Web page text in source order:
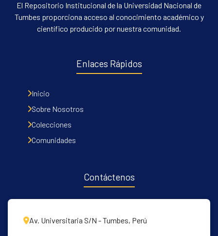
El Repositorio Institucional de la Universidad Nacional de
Tumbes proporciona acceso al conocimiento académico y
científico producido por nuestra comunidad.
Enlaces Rápidos
Inicio
Sobre Nosotros
Colecciones
Comunidades
Contáctenos
Av. Universitaria S/N - Tumbes, Perú